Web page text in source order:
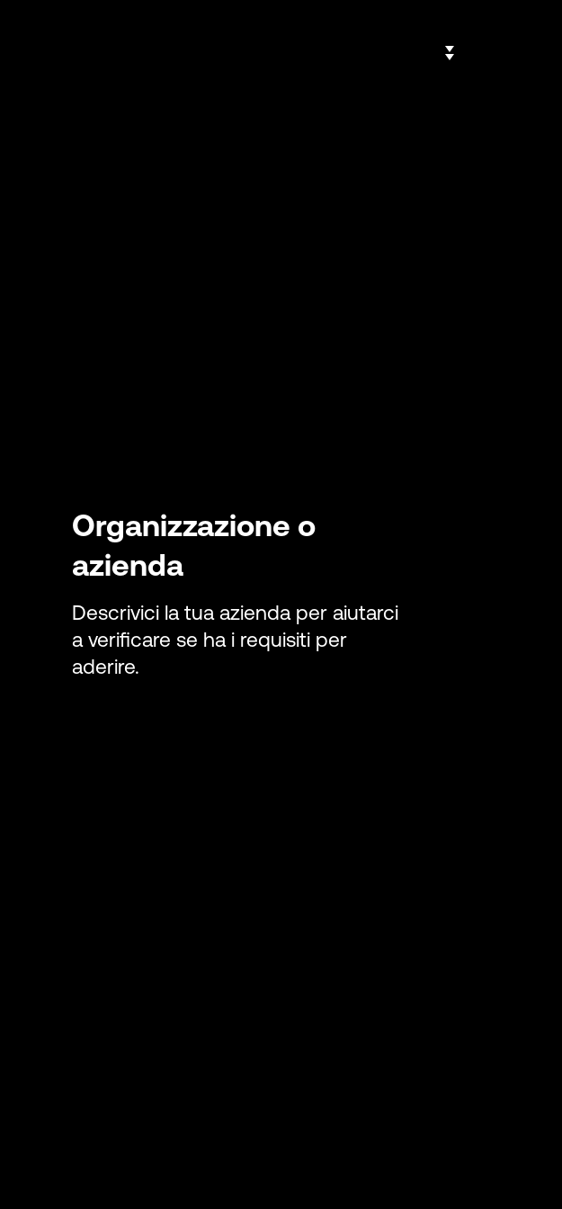
Organizzazione o
azienda
Descrivici la tua azienda per aiutarci
a verificare se ha i requisiti per
aderire.